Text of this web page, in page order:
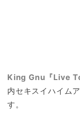
King Gnu『Live
内セキスイハイム
す。